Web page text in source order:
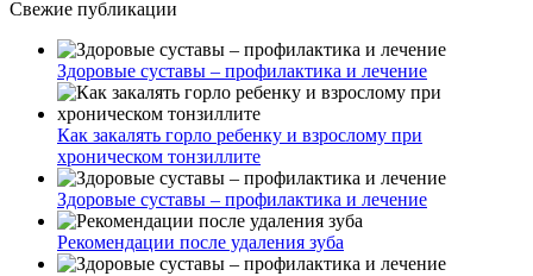
Свежие публикации
Здоровые суставы – профилактика и лечение
Как закалять горло ребенку и взрослому при
хроническом тонзиллите
Здоровые суставы – профилактика и лечение
Рекомендации после удаления зуба